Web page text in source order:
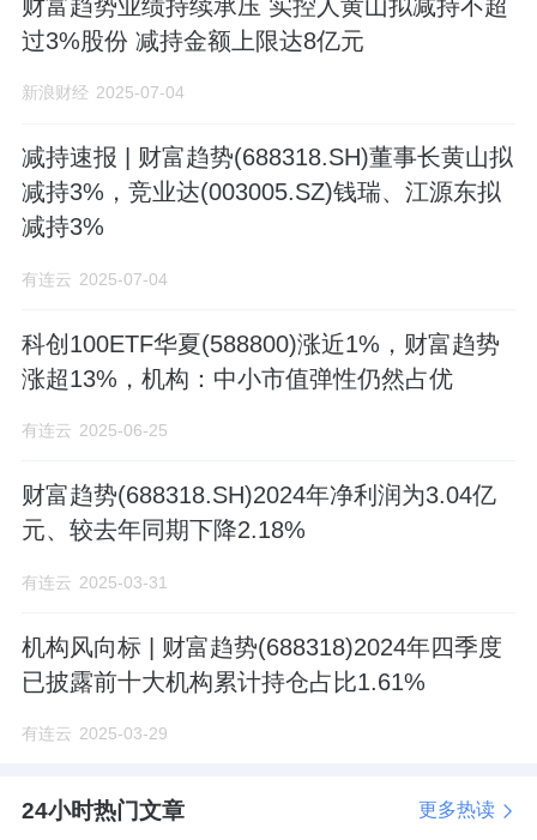
财富趋势业绩持续承压 实控人黄山拟减持不超
过3%股份 减持金额上限达8亿元
新浪财经 2025-07-04
减持速报 | 财富趋势(688318.SH)董事长黄山拟
减持3%，竞业达(003005.SZ)钱瑞、江源东拟
减持3%
有连云 2025-07-04
科创100ETF华夏(588800)涨近1%，财富趋势
涨超13%，机构：中小市值弹性仍然占优
有连云 2025-06-25
财富趋势(688318.SH)2024年净利润为3.04亿
元、较去年同期下降2.18%
有连云 2025-03-31
机构风向标 | 财富趋势(688318)2024年四季度
已披露前十大机构累计持仓占比1.61%
有连云 2025-03-29
24小时热门文章 更多热读